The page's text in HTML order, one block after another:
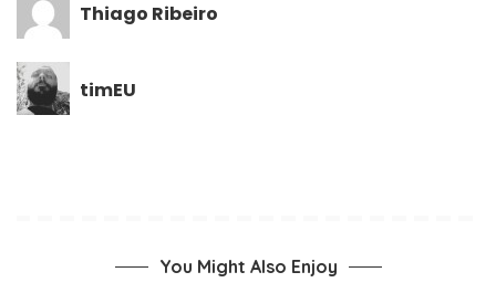
Thiago Ribeiro
timEU
You Might Also Enjoy